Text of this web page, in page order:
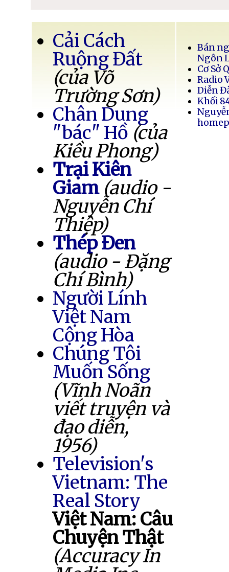
Cải Cách
Ruộng Đất
(của Võ
Trường Sơn)
Chân Dung
"bác" Hồ (của
Kiều Phong)
Trại Kiên
Giam (audio -
Nguyễn Chí
Thiệp)
Thép Đen
(audio - Đặng
Chí Bình)
Người Lính
Việt Nam
Cộng Hòa
Chúng Tôi
Muốn Sống
(Vĩnh Noãn
viết truyện và
đạo diễn,
1956)
Television's
Vietnam: The
Real Story
Việt Nam: Câu
Chuyện Thật
(Accuracy In
Bán
Ngôn
Cơ Sở
Radio
Diễn
Khối